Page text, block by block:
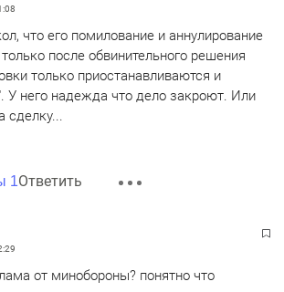
что его помилование и аннулирование
после обвинительного решения
только приостанавливаются и
У него надежда что дело закроют. Или
сделку...
1Ответить
от минобороны? понятно что